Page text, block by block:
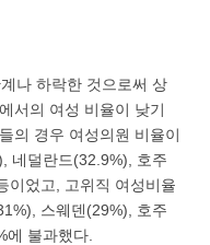
나 하락한 것으로써 상
서의 여성 비율이 낮기
의 경우 여성의원 비율이
네덜란드(32.9%), 호주
이었고, 고위직 여성비율
스웨덴(29%), 호주
불과했다.